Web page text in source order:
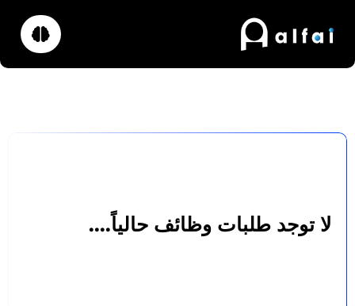
لا توجد طلبات وظائف حالياً....